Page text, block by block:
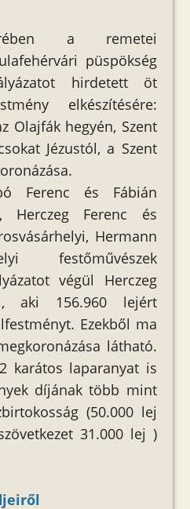
a remetei
püspökség
hirdetett öt
elkészítésére:
Olajfák hegyén, Szent
Jézustól, a Szent
Ferenc és Fábián
Herczeg Ferenc és
Hermann
festőművészek
végül Herczeg
aki 156.960 lejért
Ezekből ma
látható.
karátos laparanyat is
díjának több mint
(50.000 lej
31.000 lej )